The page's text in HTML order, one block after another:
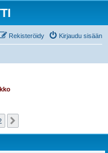
Kirjaudu sisään
Rekisteröidy